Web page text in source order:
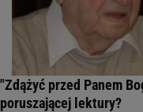
"Zdążyć przed Panem
poruszającej lektury?